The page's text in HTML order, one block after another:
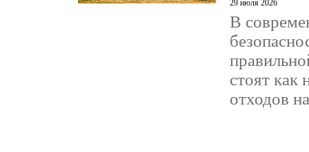
29 июля 2026
В
стоят как
отходов